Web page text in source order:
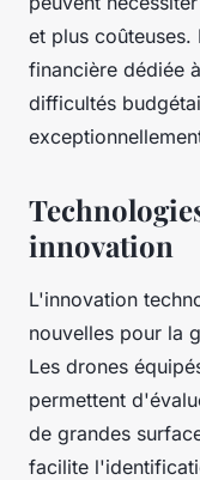
et plus coûteuses.
financière dédiée
difficultés
innovation
L'innovation
nouvelles pour la
Les drones
permettent
de grandes
facilite